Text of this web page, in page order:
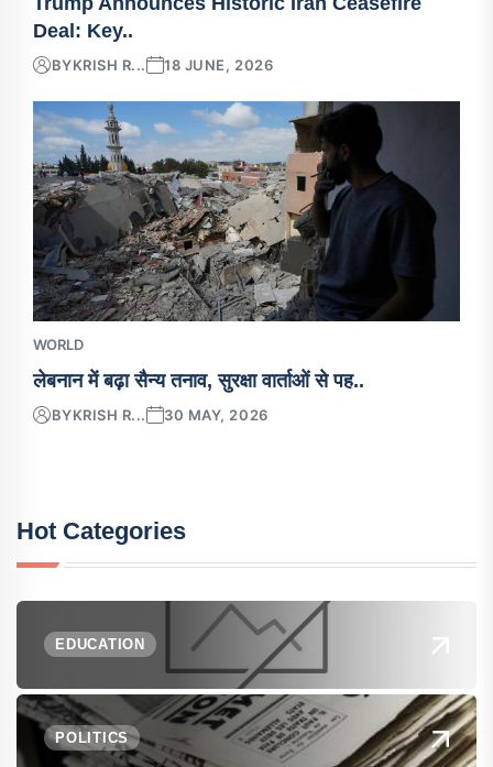
Deal: Key..
BYKRISH R... 18 JUNE, 2026
WORLD
लेबनान में बढ़ा सैन्य तनाव, सुरक्षा वार्ताओं से पह..
BYKRISH R... 30 MAY, 2026
Hot Categories
EDUCATION
POLITICS